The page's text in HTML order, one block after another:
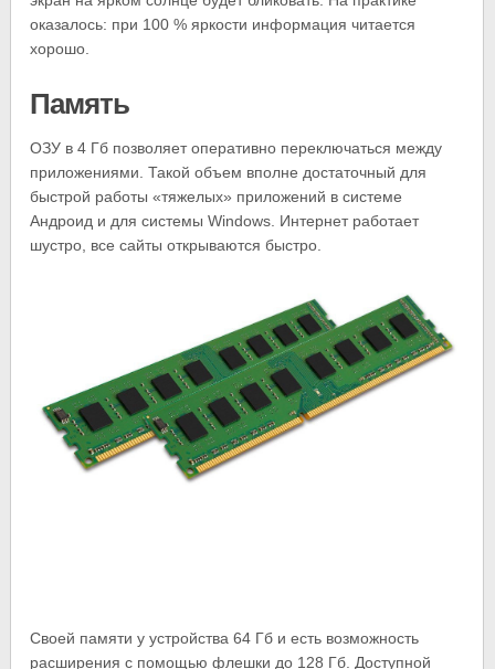
оказалось: при 100 % яркости информация читается
хорошо.
Память
ОЗУ в 4 Гб позволяет оперативно переключаться между
приложениями. Такой объем вполне достаточный для
быстрой работы «тяжелых» приложений в системе
Андроид и для системы Windows. Интернет работает
шустро, все сайты открываются быстро.
Своей памяти у устройства 64 Гб и есть возможность
расширения с помощью флешки до 128 Гб. Доступной